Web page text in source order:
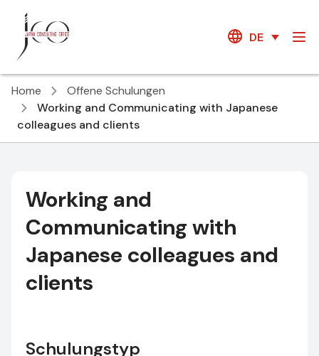
DE
Home
Offene Schulungen
Working and Communicating with Japanese
colleagues and clients
Working and
Communicating with
Japanese colleagues and
clients
Schulungstyp